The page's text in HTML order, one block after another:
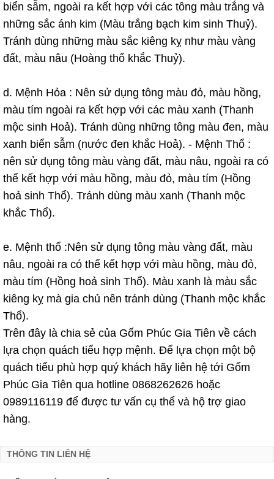
biển sẫm, ngoài ra kết hợp với các tông màu trắng và
những sắc ánh kim (Màu trắng bạch kim sinh Thuỷ).
Tránh dùng những màu sắc kiêng kỵ như màu vàng
đất, màu nâu (Hoàng thổ khắc Thuỷ).
d. Mệnh Hỏa : Nên sử dụng tông màu đỏ, màu hồng,
màu tím ngoài ra kết hợp với các màu xanh (Thanh
mộc sinh Hoả). Tránh dùng những tông màu đen, màu
xanh biển sẫm (nước đen khắc Hoả). - Mệnh Thổ :
nên sử dụng tông màu vàng đất, màu nâu, ngoài ra có
thể kết hợp với màu hồng, màu đỏ, màu tím (Hồng
hoả sinh Thổ). Tránh dùng màu xanh (Thanh mộc
khắc Thổ).
e. Mệnh thổ :Nên sử dụng tông màu vàng đất, màu
nâu, ngoài ra có thể kết hợp với màu hồng, màu đỏ,
màu tím (Hồng hoả sinh Thổ). Màu xanh là màu sắc
kiêng kỵ mà gia chủ nên tránh dùng (Thanh mộc khắc
Thổ).
Trên đây là chia sẻ của Gốm Phúc Gia Tiên về cách
lựa chọn quách tiểu hợp mệnh. Để lựa chọn một bộ
quách tiểu phù hợp quý khách hãy liên hệ tới Gốm
Phúc Gia Tiên qua hotline 0868262626 hoặc
0989116119 để được tư vấn cụ thể và hộ trợ giao
hàng.
THÔNG TIN LIÊN HỆ